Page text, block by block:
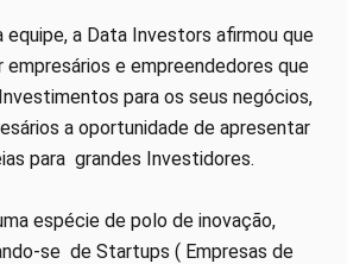
equipe, a Data Investors afirmou que
empresários e empreendedores que
para os seus negócios,
a oportunidade de apresentar
para grandes Investidores.
espécie de polo de inovação,
se de Startups ( Empresas de